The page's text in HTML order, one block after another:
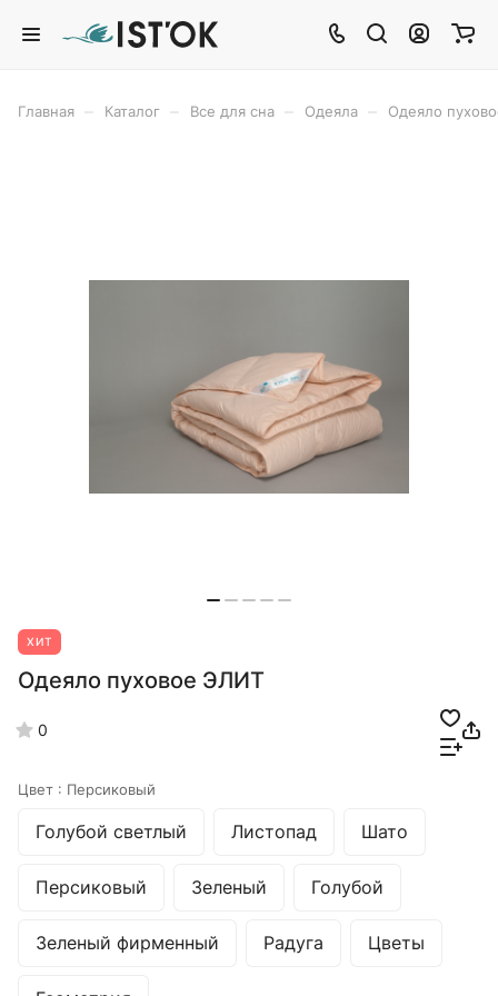
Главная Каталог Все для сна Одеяла Одеяло
ХИТ
Одеяло пуховое ЭЛИТ
0
Цвет : Персиковый
Голубой светлый Листопад Шато
Персиковый Зеленый Голубой
Зеленый фирменный Радуга Цветы